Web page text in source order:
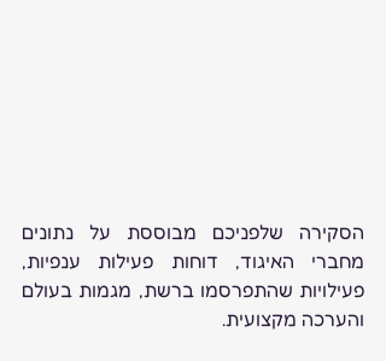
והערכה מקצועית.